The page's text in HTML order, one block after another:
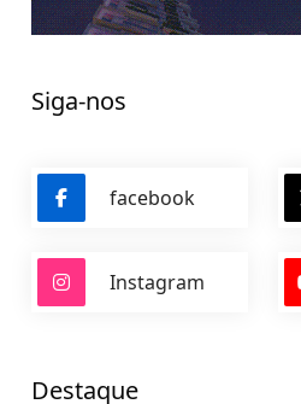
Siga-nos
facebook
Instagram
Destaque